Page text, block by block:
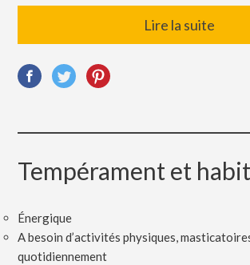
Lire la suite
Tempérament et
Énergique
A besoin d’activités physiques,
quotidiennement